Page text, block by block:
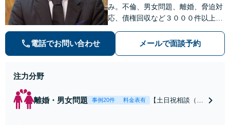
み。不倫、男女問題、離婚、脅迫対
応、債権回収など３０００件以上の
高額案件に特に強み。
電話でお問い合わせ メールで面談予約
注力分野
離婚・男女問題 事例20件 料金表有
【土日祝相談（要